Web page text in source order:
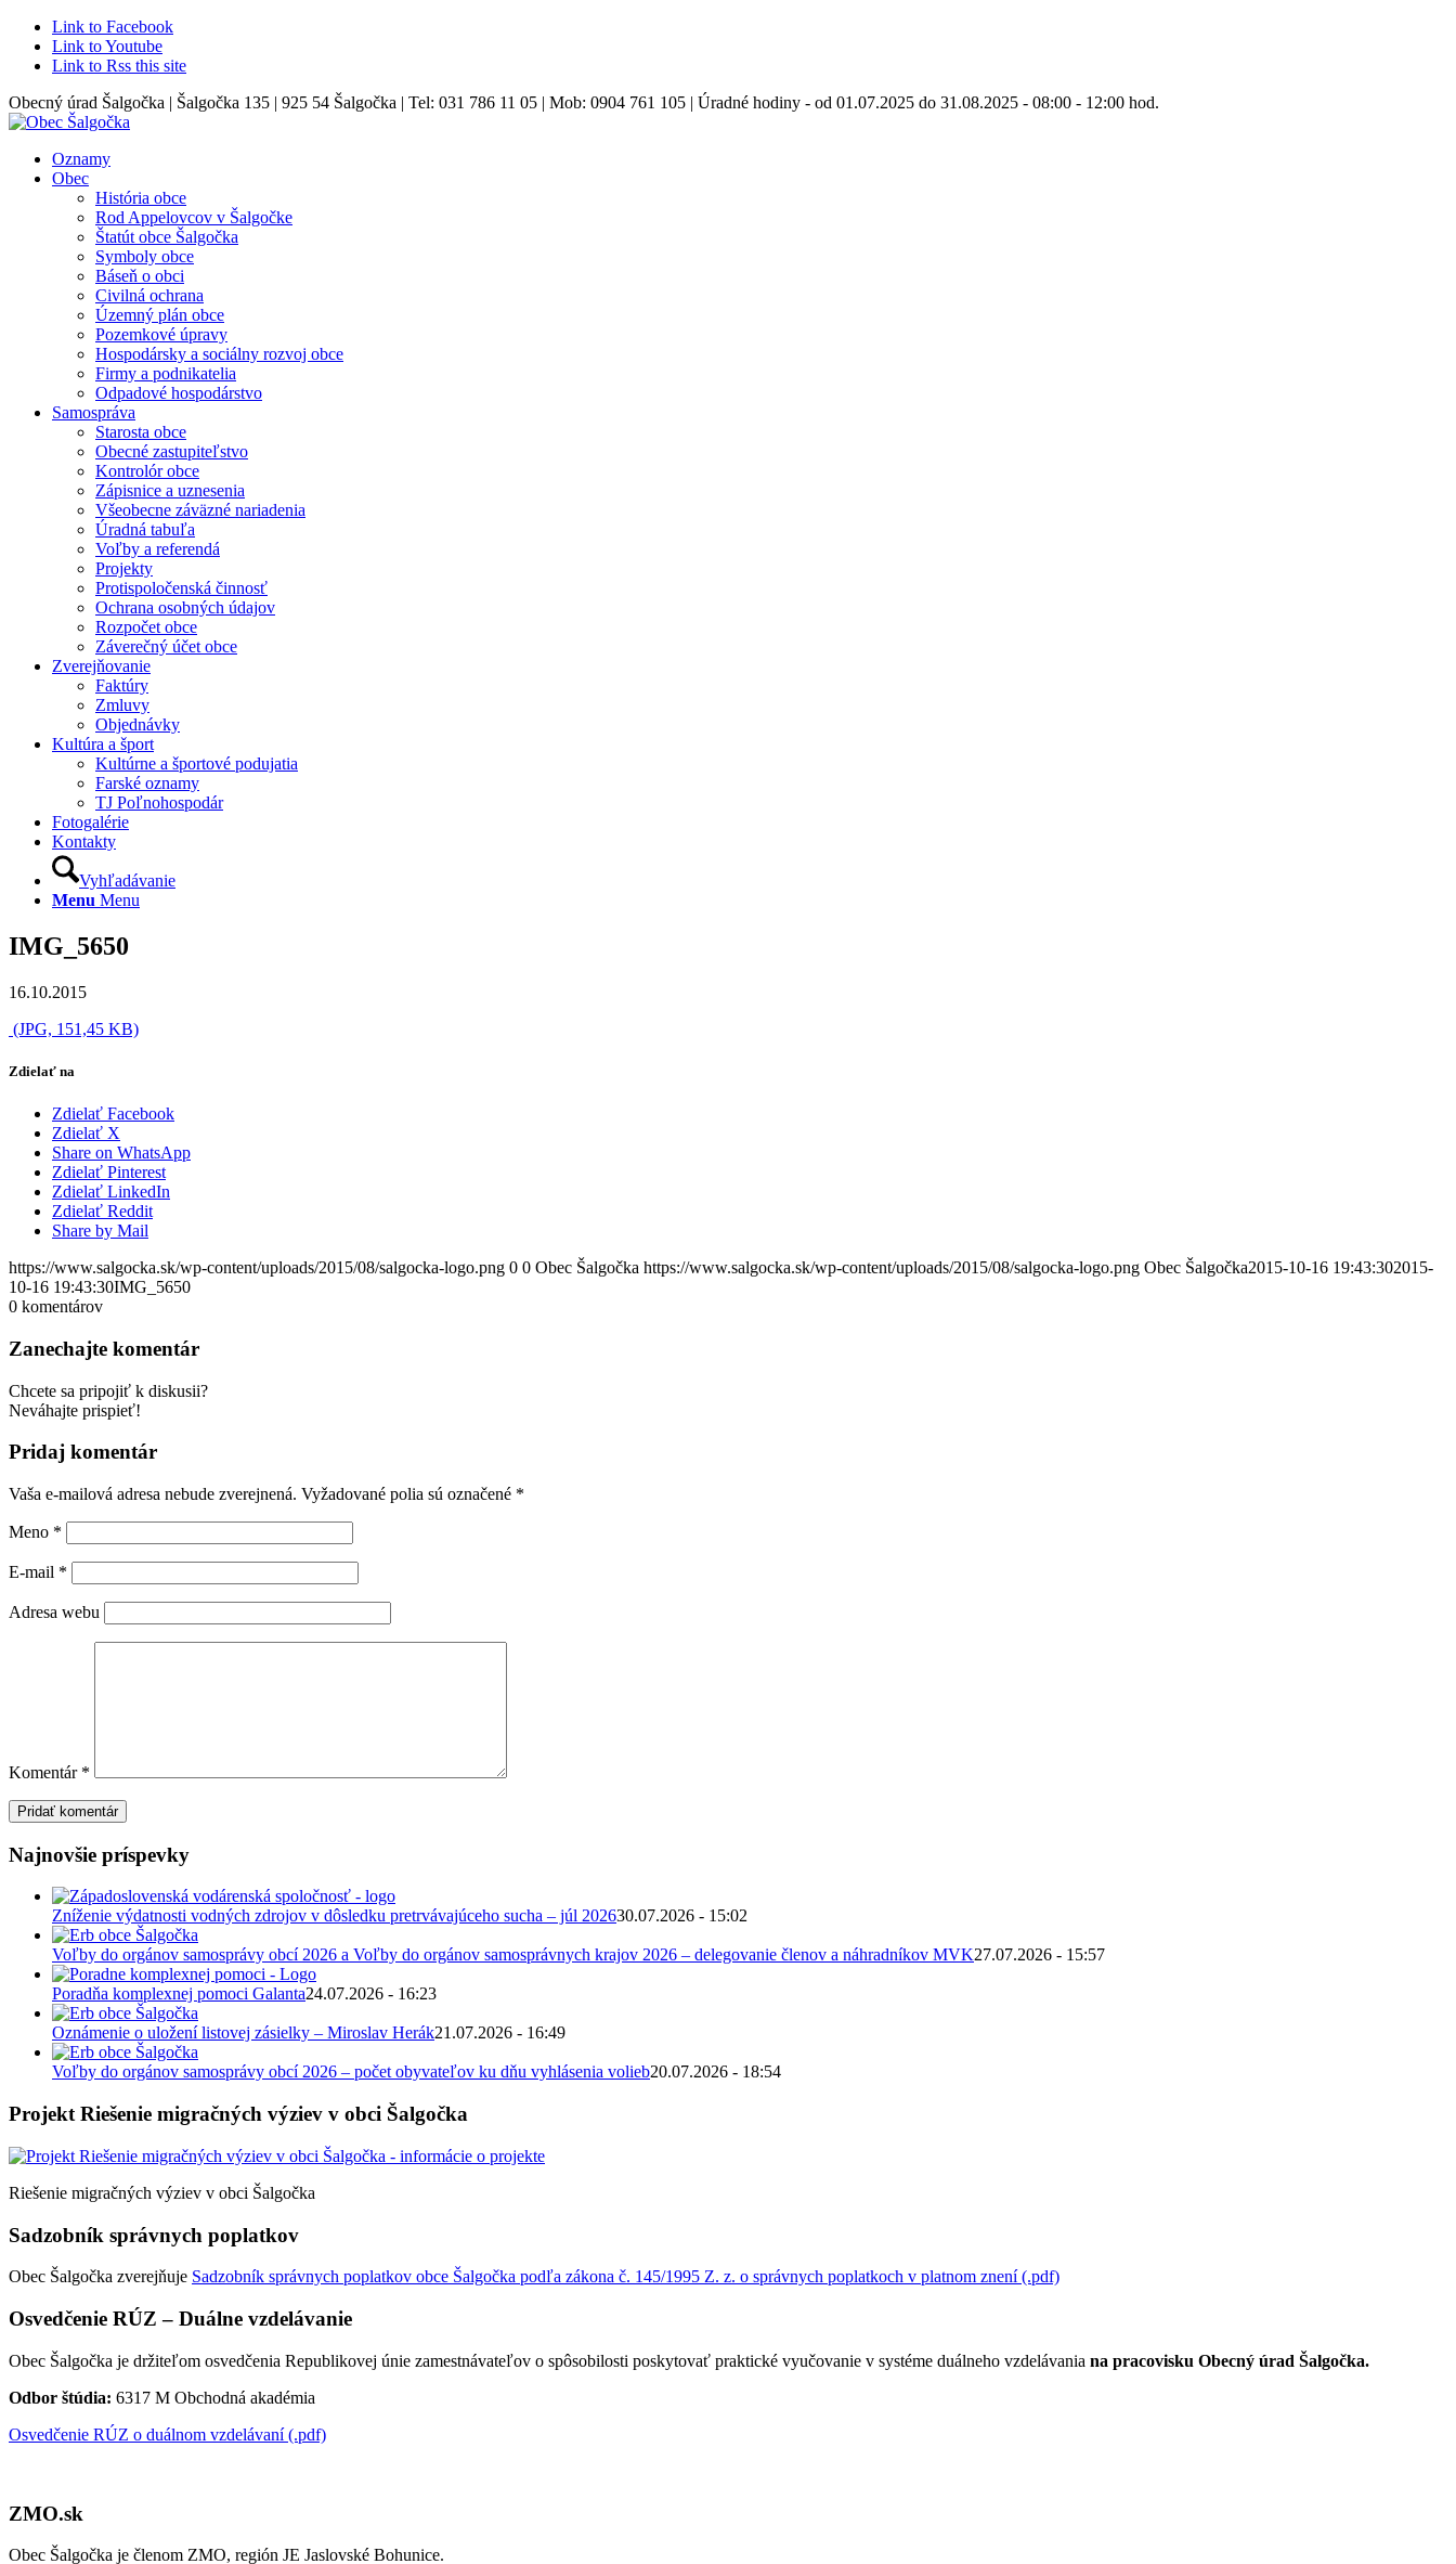
Link to Facebook
Link to Youtube
Link to Rss this site
Obecný úrad Šalgočka | Šalgočka 135 | 925 54 Šalgočka | Tel: 031 786 11 05 | Mob: 0904 761 105 | Úradné hodiny - od 01.07.2025 do 31.08.2025 - 08:00 - 12:00 hod.
Oznamy
Obec
História obce
Rod Appelovcov v Šalgočke
Štatút obce Šalgočka
Symboly obce
Báseň o obci
Civilná ochrana
Územný plán obce
Pozemkové úpravy
Hospodársky a sociálny rozvoj obce
Firmy a podnikatelia
Odpadové hospodárstvo
Samospráva
Starosta obce
Obecné zastupiteľstvo
Kontrolór obce
Zápisnice a uznesenia
Všeobecne záväzné nariadenia
Úradná tabuľa
Voľby a referendá
Projekty
Protispoločenská činnosť
Ochrana osobných údajov
Rozpočet obce
Záverečný účet obce
Zverejňovanie
Faktúry
Zmluvy
Objednávky
Kultúra a šport
Kultúrne a športové podujatia
Farské oznamy
TJ Poľnohospodár
Fotogalérie
Kontakty
Vyhľadávanie
Menu Menu
IMG_5650
16.10.2015
(JPG, 151,45 KB)
Zdielať na
Zdielať Facebook
Zdielať X
Share on WhatsApp
Zdielať Pinterest
Zdielať LinkedIn
Zdielať Reddit
Share by Mail
https://www.salgocka.sk/wp-content/uploads/2015/08/salgocka-logo.png 0 0 Obec Šalgočka https://www.salgocka.sk/wp-content/uploads/2015/08/salgocka-logo.png Obec Šalgočka2015-10-16 19:43:302015-
10-16 19:43:30IMG_5650
0 komentárov
Zanechajte komentár
Chcete sa pripojiť k diskusii?
Neváhajte prispieť!
Pridaj komentár
Vaša e-mailová adresa nebude zverejnená. Vyžadované polia sú označené *
Meno *
E-mail *
Adresa webu
Komentár *
Najnovšie príspevky
Zníženie výdatnosti vodných zdrojov v dôsledku pretrvávajúceho sucha – júl 202630.07.2026 - 15:02
Voľby do orgánov samosprávy obcí 2026 a Voľby do orgánov samosprávnych krajov 2026 – delegovanie členov a náhradníkov MVK27.07.2026 - 15:57
Poradňa komplexnej pomoci Galanta24.07.2026 - 16:23
Oznámenie o uložení listovej zásielky – Miroslav Herák21.07.2026 - 16:49
Voľby do orgánov samosprávy obcí 2026 – počet obyvateľov ku dňu vyhlásenia volieb20.07.2026 - 18:54
Projekt Riešenie migračných výziev v obci Šalgočka
Riešenie migračných výziev v obci Šalgočka
Sadzobník správnych poplatkov
Obec Šalgočka zverejňuje Sadzobník správnych poplatkov obce Šalgočka podľa zákona č. 145/1995 Z. z. o správnych poplatkoch v platnom znení (.pdf)
Osvedčenie RÚZ – Duálne vzdelávanie
Obec Šalgočka je držiteľom osvedčenia Republikovej únie zamestnávateľov o spôsobilosti poskytovať praktické vyučovanie v systéme duálneho vzdelávania na pracovisku Obecný úrad Šalgočka.
Odbor štúdia: 6317 M Obchodná akadémia
Osvedčenie RÚZ o duálnom vzdelávaní (.pdf)
ZMO.sk
Obec Šalgočka je členom ZMO, región JE Jaslovské Bohunice.